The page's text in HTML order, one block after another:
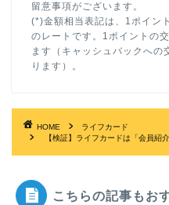
留意事項がございます。
(*)金額相当表記は、1ポイン
のレートです。1ポイントの
ます（キャッシュバックへの
ります）。
HOME
ライフカード
【検証】ライフカードは「会員紹
こちらの記事もお